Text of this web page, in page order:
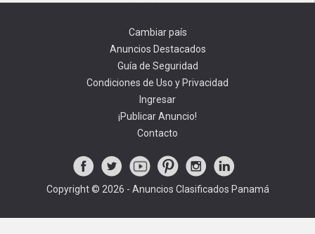
Cambiar país
Anuncios Destacados
Guía de Seguridad
Condiciones de Uso y Privacidad
Ingresar
¡Publicar Anuncio!
Contacto
Copyright © 2026 - Anuncios Clasificados Panamá